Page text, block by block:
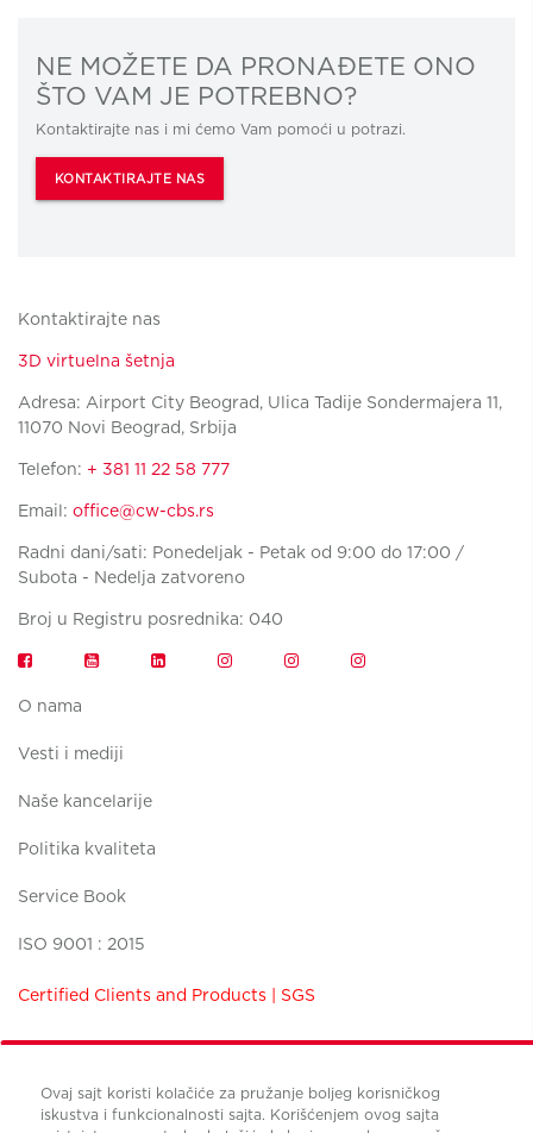
Ovaj sajt koristi kolačiće za pružanje boljeg korisničkog
iskustva i funkcionalnosti sajta. Korišćenjem ovog sajta
NE MOŽETE DA PRONAĐETE ONO
ŠTO VAM JE POTREBNO?
Kontaktirajte nas i mi ćemo Vam pomoći u potrazi.
KONTAKTIRAJTE NAS
Kontaktirajte nas
3D virtuelna šetnja
Adresa: Airport City Beograd, Ulica Tadije Sondermajera 11,
11070 Novi Beograd, Srbija
Telefon: + 381 11 22 58 777
Email: office@cw-cbs.rs
Radni dani/sati: Ponedeljak - Petak od 9:00 do 17:00 /
Subota - Nedelja zatvoreno
Broj u Registru posrednika: 040
O nama
Vesti i mediji
Naše kancelarije
Politika kvaliteta
Service Book
ISO 9001 : 2015
Certified Clients and Products | SGS